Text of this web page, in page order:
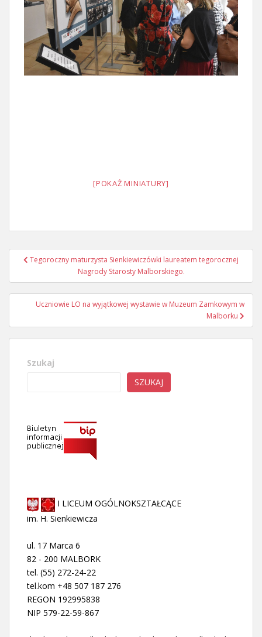
[POKAŻ MINIATURY]
Nawigacja
Tegoroczny maturzysta Sienkiewiczówki laureatem tegorocznej
Nagrody Starosty Malborskiego.
Uczniowie LO na wyjątkowej wystawie w Muzeum Zamkowym w
Malborku
Szukaj
SZUKAJ
I LICEUM OGÓLNOKSZTAŁCĄCE
im. H. Sienkiewicza
ul. 17 Marca 6
82 - 200 MALBORK
tel. (55) 272-24-22
tel.kom +48 507 187 276
REGON 192995838
NIP 579-22-59-867